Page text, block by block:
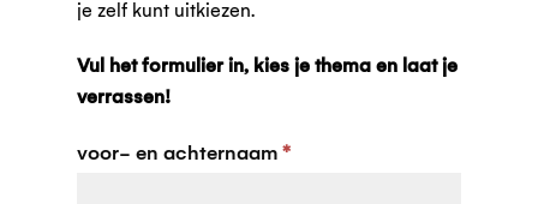
je zelf kunt uitkiezen.
Vul het formulier in, kies je thema en laat je
verrassen!
Klanttevredenheidsonderzoek
voor- en achternaam*